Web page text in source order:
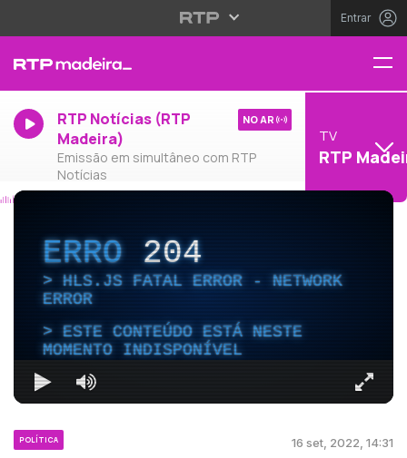
Entrar
RTP Notícias (RTP
Madeira)
Emissão em simultâneo com RTP
Notícias
NO AR
TV
RTP
ERRO204
HLS.JS FATAL ERROR - NETWORK
ERROR
ESTE CONTEÚDO ESTÁ NESTE
MOMENTO INDISPONÍVEL
POLÍTICA 16 set, 2022, 14:31